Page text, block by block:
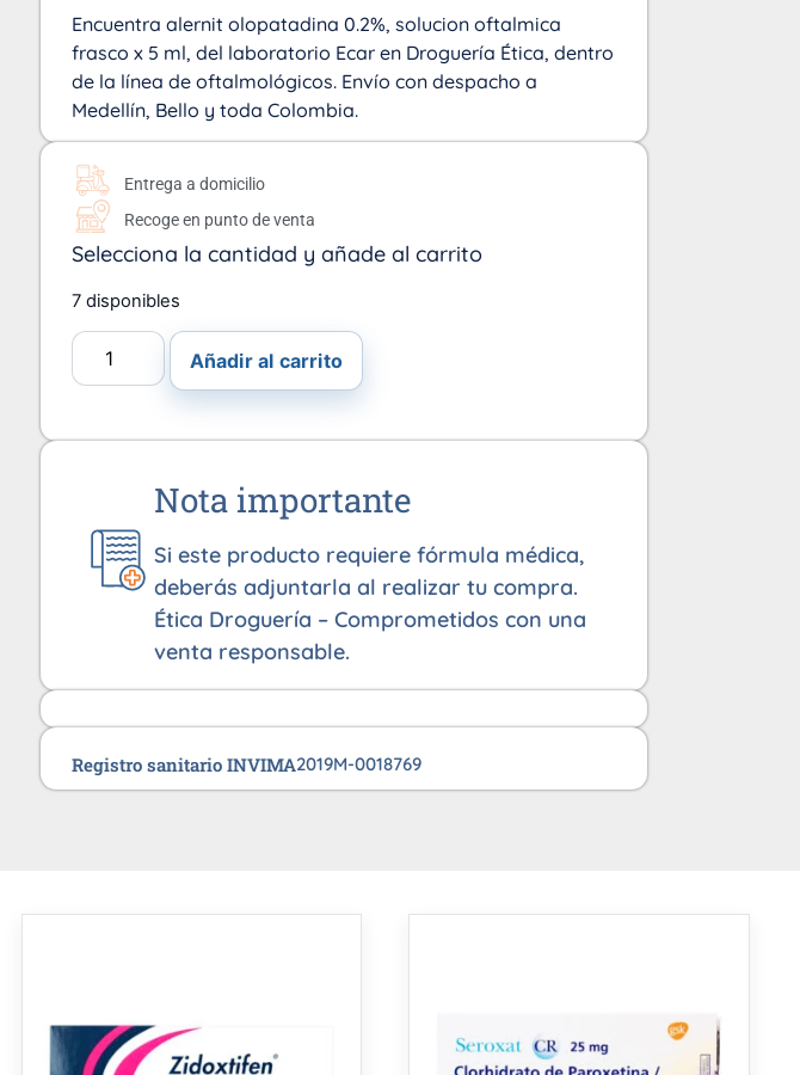
Encuentra alernit olopatadina 0.2%, solucion oftalmica
frasco x 5 ml, del laboratorio Ecar en Droguería Ética, dentro
de la línea de oftalmológicos. Envío con despacho a
Medellín, Bello y toda Colombia.
Entrega a domicilio
Recoge en punto de venta
Selecciona la cantidad y añade al carrito
7 disponibles
Añadir al carrito
Nota importante
Si este producto requiere fórmula médica,
deberás adjuntarla al realizar tu compra.
Ética Droguería – Comprometidos con una
venta responsable.
Registro sanitario INVIMA2019M-0018769